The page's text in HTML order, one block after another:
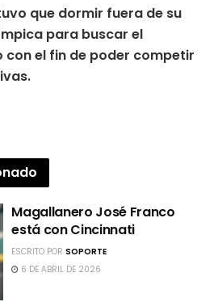
que dormir fuera de su
para buscar el
con el fin de poder competir
Magallanero José Franco
está con Cincinnati
ESCRITO PORSOPORTE
6 DE ABRIL DE 2026